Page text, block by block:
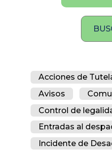
Acciones de
Avisos
Control de
Entradas al
Incidente de